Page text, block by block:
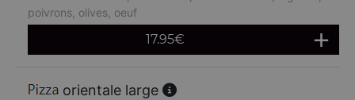
poivrons, olives, oeuf
17.95€
orientale large